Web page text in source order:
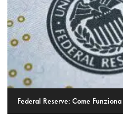
Federal Reserve: Come